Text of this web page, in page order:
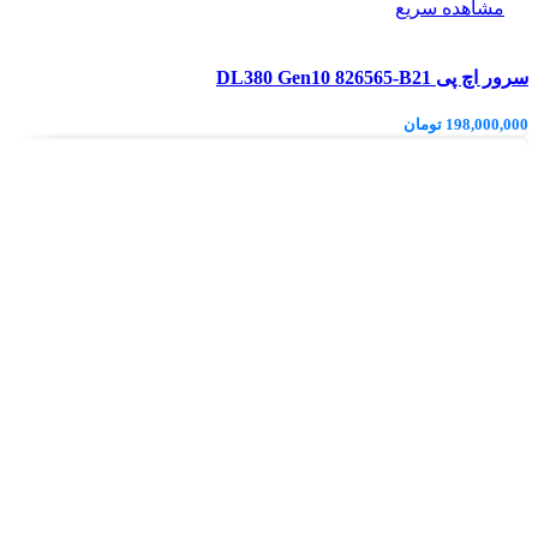
مشاهده سریع
سرور اچ پی DL380 Gen10 826565-B21
198,000,000 تومان